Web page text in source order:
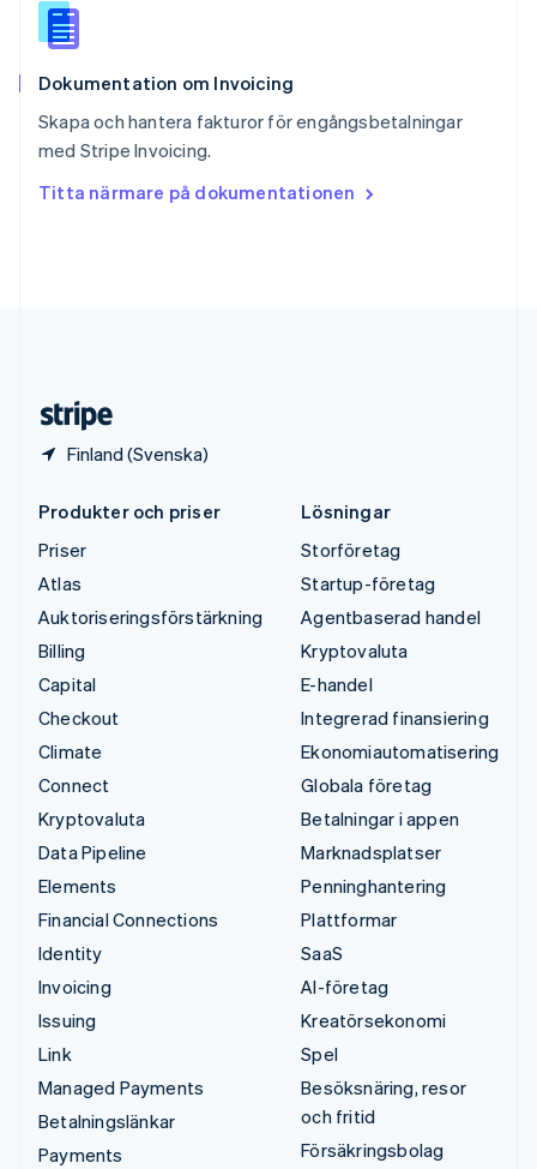
Dokumentation om Invoicing
Skapa och hantera fakturor för engångsbetalningar
med Stripe Invoicing.
Titta närmare på dokumentationen
Finland (Svenska)
Español
Storbritannien
Sverige
Thailand
ไทยEnglish
English
Produkter och priser
Priser
Atlas
Auktoriseringsförstärkning
Billing
Capital
Checkout
Climate
Connect
Kryptovaluta
Data Pipeline
Elements
Financial Connections
Identity
Invoicing
Issuing
Link
Managed Payments
Betalningslänkar
Payments
Lösningar
Storföretag
Startup-företag
Agentbaserad handel
Kryptovaluta
E-handel
Integrerad finansiering
Ekonomiautomatisering
Globala företag
Betalningar i appen
Marknadsplatser
Penninghantering
Plattformar
SaaS
AI-företag
Kreatörsekonomi
Spel
Besöksnäring, resor
och fritid
Försäkringsbolag